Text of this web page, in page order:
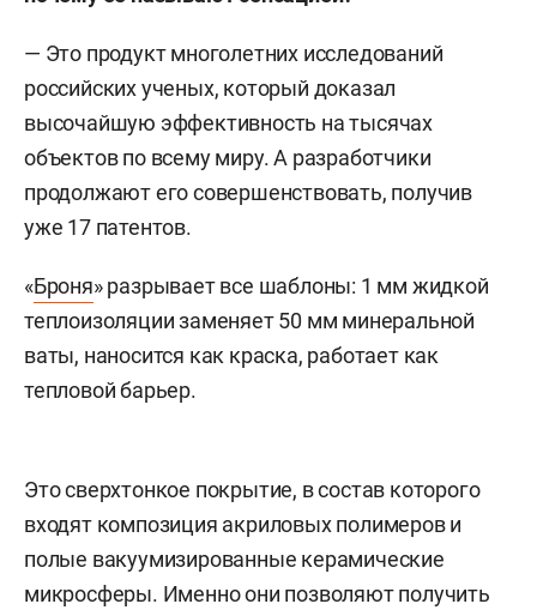
— Это продукт многолетних исследований
российских ученых, который доказал
высочайшую эффективность на тысячах
объектов по всему миру. А разработчики
продолжают его совершенствовать, получив
уже 17 патентов.
«Броня» разрывает все шаблоны: 1 мм жидкой
теплоизоляции заменяет 50 мм минеральной
ваты, наносится как краска, работает как
тепловой барьер.
Это сверхтонкое покрытие, в состав которого
входят композиция акриловых полимеров и
полые вакуумизированные керамические
микросферы. Именно они позволяют получить